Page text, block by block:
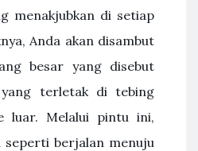
menakjubkan di setiap
Anda akan disambut
besar yang disebut
yang terletak di tebing
luar. Melalui pintu ini,
seperti berjalan menuju